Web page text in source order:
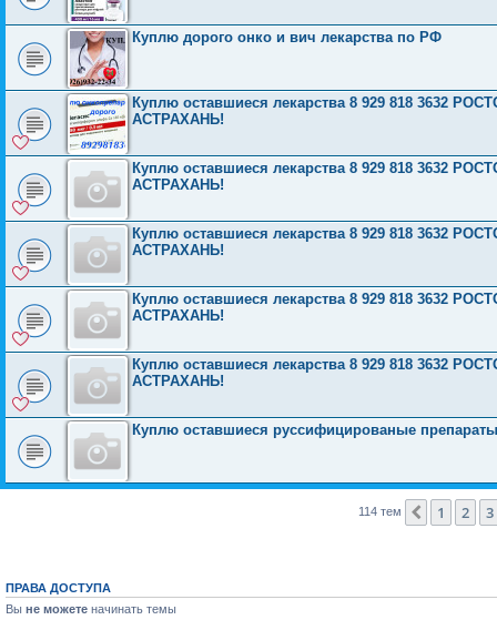
Куплю дорого онко и вич лекарства по РФ
Куплю оставшиеся лекарства 8 929 818 3632
АСТРАХАНЬ!
Куплю оставшиеся лекарства 8 929 818 3632
АСТРАХАНЬ!
Куплю оставшиеся лекарства 8 929 818 3632
АСТРАХАНЬ!
Куплю оставшиеся лекарства 8 929 818 3632
АСТРАХАНЬ!
Куплю оставшиеся лекарства 8 929 818 3632
АСТРАХАНЬ!
Куплю оставшиеся руссифицированые препараты
114 тем Пред.
1 2 3
ПРАВА ДОСТУПА
Вы не можете начинать темы